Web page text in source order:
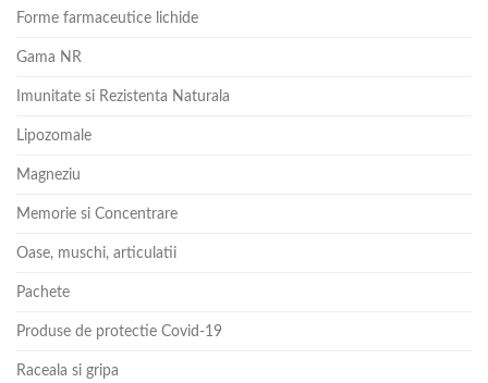
Forme farmaceutice lichide
Gama NR
Imunitate si Rezistenta Naturala
Lipozomale
Magneziu
Memorie si Concentrare
Oase, muschi, articulatii
Pachete
Produse de protectie Covid-19
Raceala si gripa